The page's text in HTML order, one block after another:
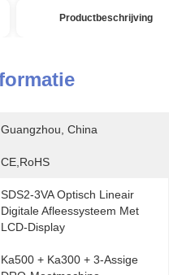
Productbeschrijving
Guangzhou, China
CE,RoHS
SDS2-3VA Optisch Lineair
Digitale Afleessysteem Met
LCD-Display
Ka500 + Ka300 + 3-Assige